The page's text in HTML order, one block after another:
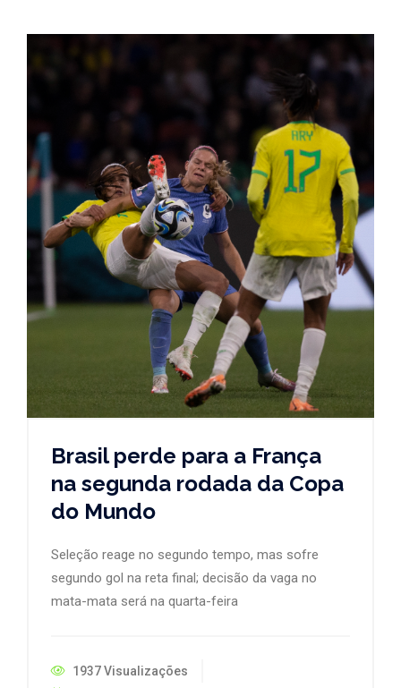
Brasil perde para a França
na segunda rodada da Copa
do Mundo
Seleção reage no segundo tempo, mas sofre
segundo gol na reta final; decisão da vaga no
mata-mata será na quarta-feira
1937 Visualizações